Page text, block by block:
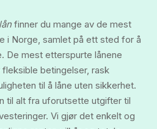
finner du mange av de mest
i Norge, samlet på ett sted for å
De mest etterspurte lånene
betingelser, rask
til å låne uten sikkerhet.
til alt fra uforutsette utgifter til
Vi gjør det enkelt og